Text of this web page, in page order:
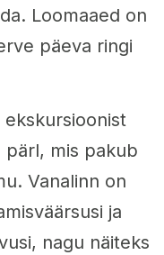
Loomaaed on
päeva ringi
ekskursioonist
pärl, mis pakub
Vanalinn on
ja
nagu näiteks